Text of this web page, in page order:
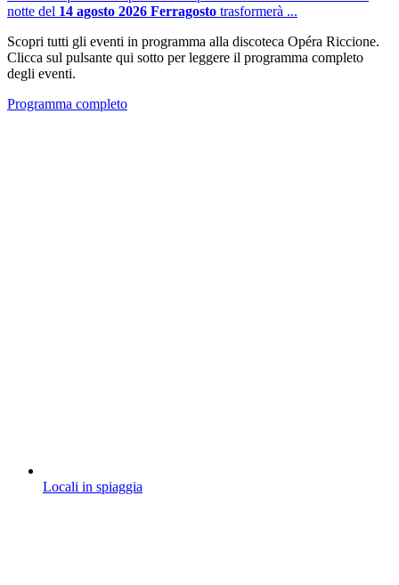
notte del 14 agosto 2026 Ferragosto trasformerà ...
Scopri tutti gli eventi in programma alla discoteca Opéra Riccione.
Clicca sul pulsante qui sotto per leggere il programma completo
degli eventi.
Programma completo
Locali in spiaggia